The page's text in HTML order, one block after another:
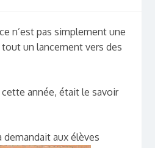
n’est pas simplement une
un lancement vers des
année, était le savoir
demandait aux élèves